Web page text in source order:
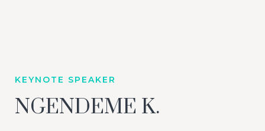
KEYNOTE SPEAKER
NGENDEME K.